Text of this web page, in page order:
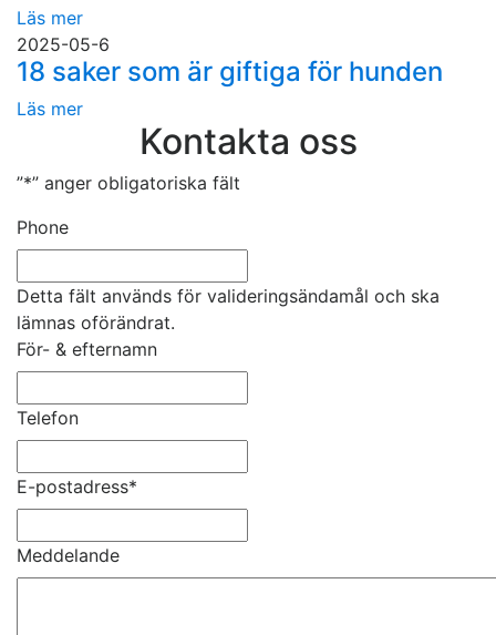
Läs mer
2025-05-6
18 saker som är giftiga för hunden
Läs mer
Kontakta oss
”*” anger obligatoriska fält
Phone
Detta fält används för valideringsändamål och ska
lämnas oförändrat.
För- & efternamn
Telefon
E-postadress*
Meddelande